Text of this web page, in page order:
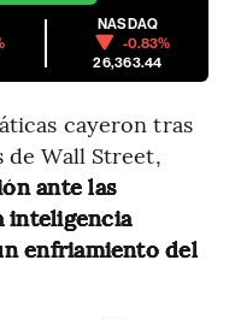
NASDAQ
-0.83%
26,363.44
cayeron tras
de Wall Street,
ante las
inteligencia
enfriamiento del